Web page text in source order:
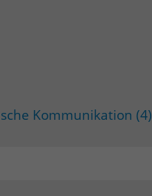
Kommunikation (4)